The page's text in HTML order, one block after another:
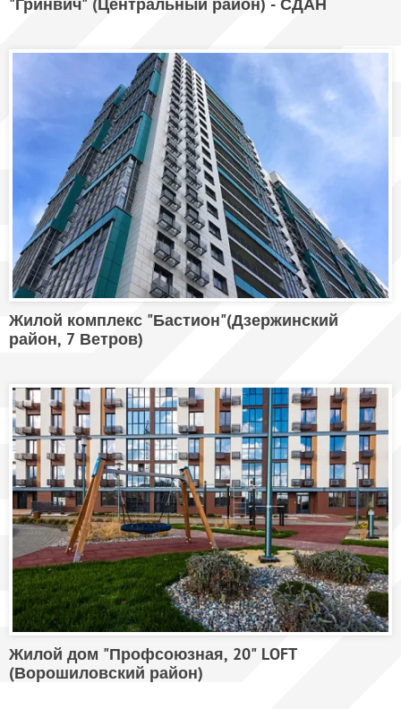
Жилой комплекс "Бастион"(Дзержинский
район, 7 Ветров)
Жилой дом "Профсоюзная, 20" LOFT
(Ворошиловский район)